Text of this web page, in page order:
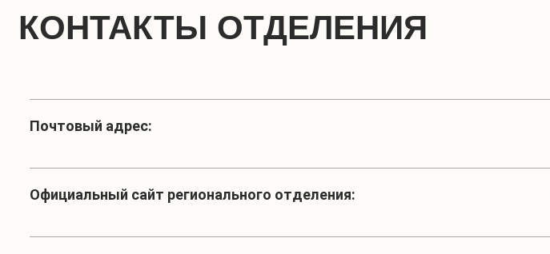
КОНТАКТЫ ОТДЕЛЕНИЯ
Почтовый адрес:
Официальный сайт регионального отделения: